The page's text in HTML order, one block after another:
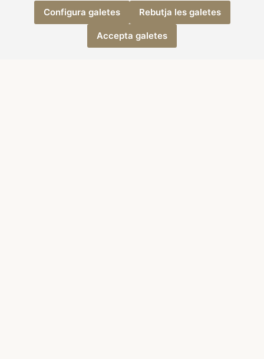
Configura galetes Rebutja les galetes
Accepta galetes